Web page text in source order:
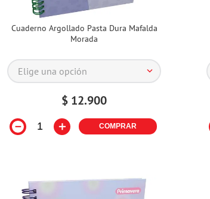
Cuaderno Argollado Pasta Dura Mafalda
Morada
Elige una opción
$ 12.900
－ ＋ COMPRAR